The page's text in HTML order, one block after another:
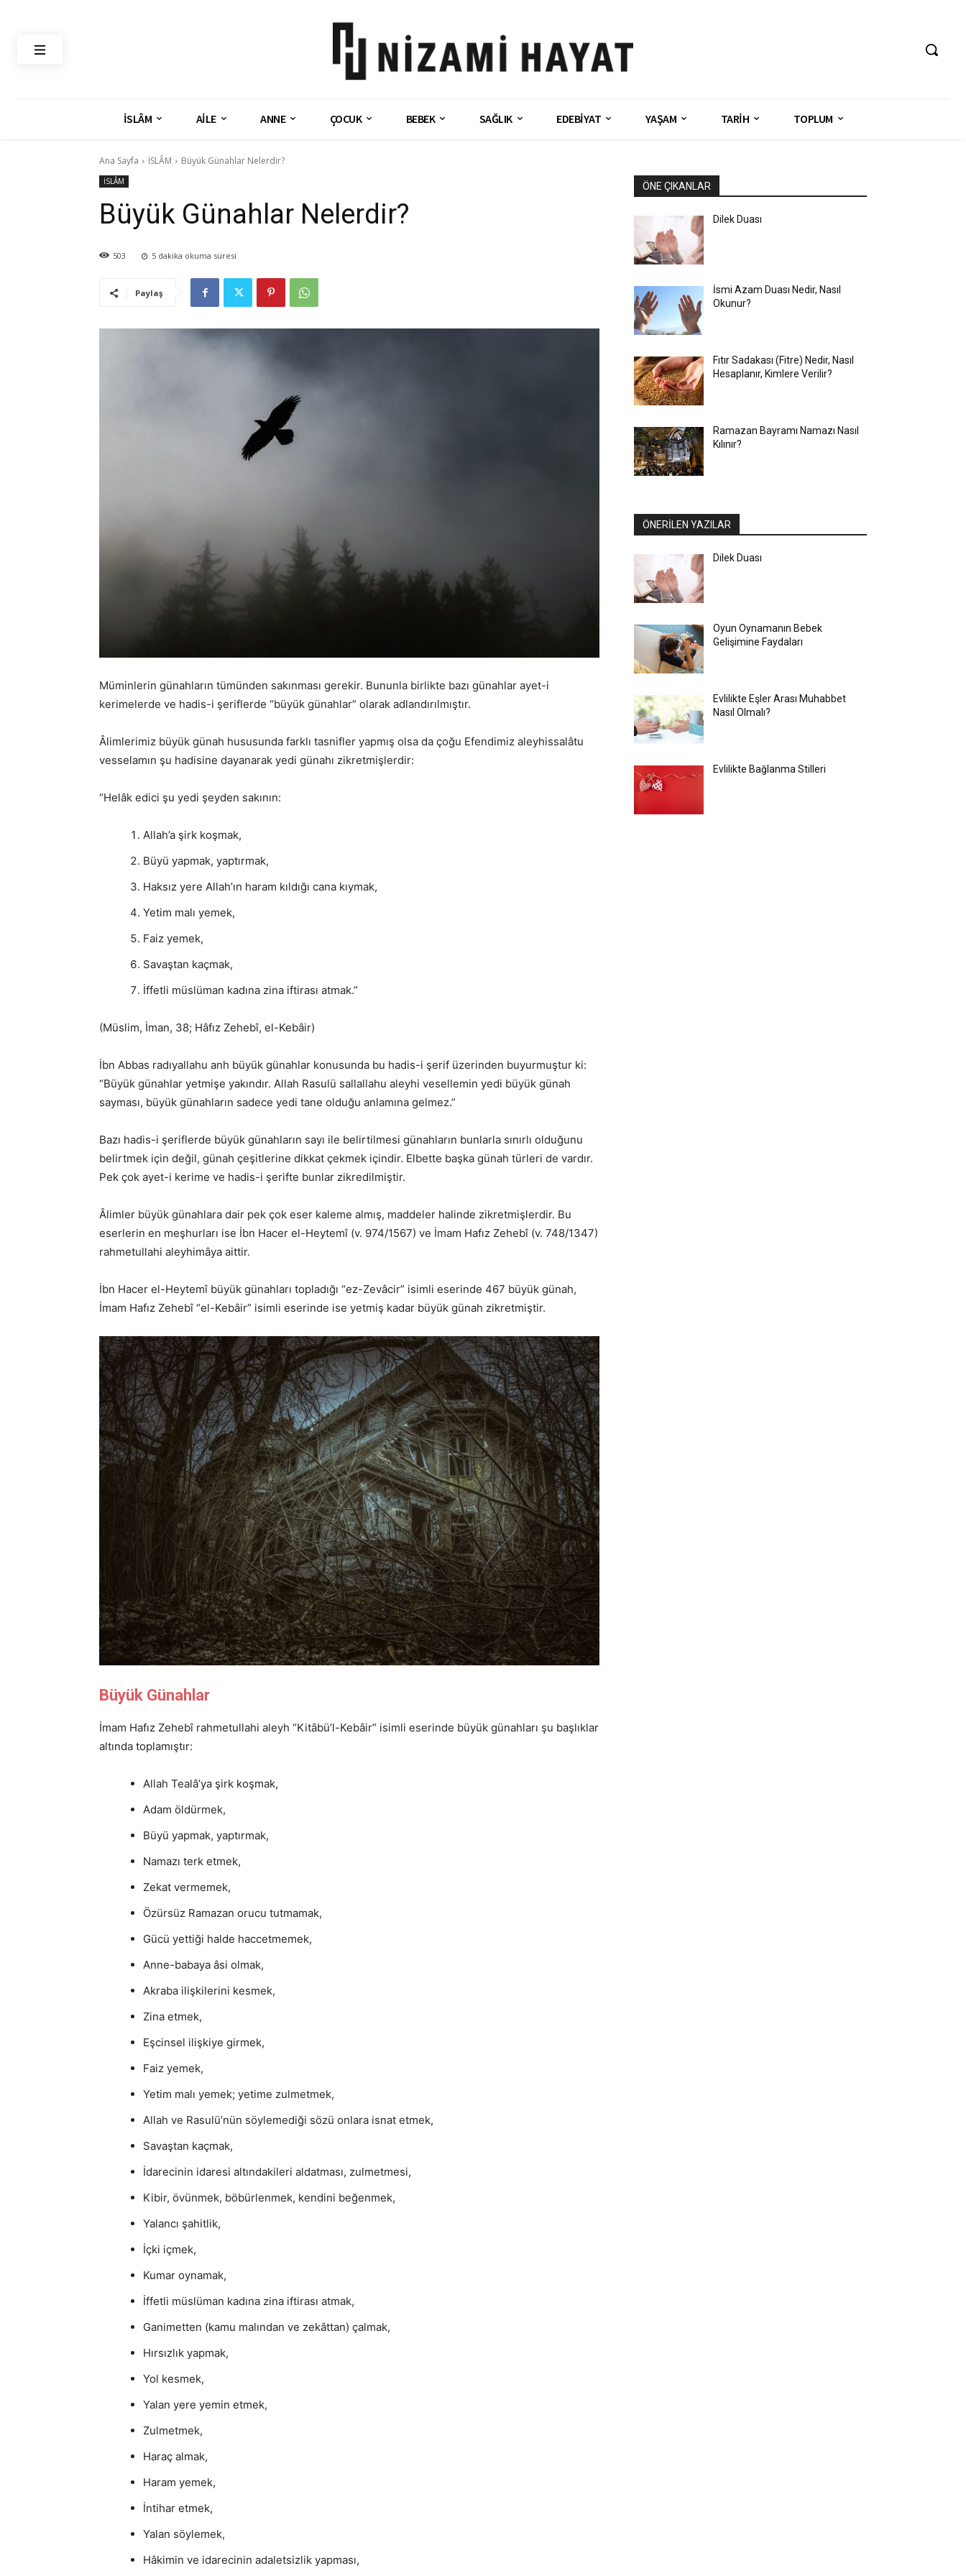
İSLÂM AİLE ANNE ÇOCUK BEBEK SAĞLIK EDEBİYAT YAŞAM TARİH TOPLUM
Ana Sayfa İSLÂM Büyük Günahlar Nelerdir?
İSLÂM
Büyük Günahlar Nelerdir?
503 5 dakika okuma süresi
Paylaş
Müminlerin günahların tümünden sakınması gerekir. Bununla birlikte bazı günahlar ayet-i
kerimelerde ve hadis-i şeriflerde “büyük günahlar” olarak adlandırılmıştır.
Âlimlerimiz büyük günah hususunda farklı tasnifler yapmış olsa da çoğu Efendimiz aleyhissalâtu
vesselamın şu hadisine dayanarak yedi günahı zikretmişlerdir:
“Helâk edici şu yedi şeyden sakının:
Allah’a şirk koşmak,
Büyü yapmak, yaptırmak,
Haksız yere Allah’ın haram kıldığı cana kıymak,
Yetim malı yemek,
Faiz yemek,
Savaştan kaçmak,
İffetli müslüman kadına zina iftirası atmak.”
(Müslim, İman, 38; Hâfız Zehebî, el-Kebâir)
İbn Abbas radıyallahu anh büyük günahlar konusunda bu hadis-i şerif üzerinden buyurmuştur ki:
“Büyük günahlar yetmişe yakındır. Allah Rasulü sallallahu aleyhi vesellemin yedi büyük günah
sayması, büyük günahların sadece yedi tane olduğu anlamına gelmez.”
Bazı hadis-i şeriflerde büyük günahların sayı ile belirtilmesi günahların bunlarla sınırlı olduğunu
belirtmek için değil, günah çeşitlerine dikkat çekmek içindir. Elbette başka günah türleri de vardır.
Pek çok ayet-i kerime ve hadis-i şerifte bunlar zikredilmiştir.
Âlimler büyük günahlara dair pek çok eser kaleme almış, maddeler halinde zikretmişlerdir. Bu
eserlerin en meşhurları ise İbn Hacer el-Heytemî (v. 974/1567) ve İmam Hafız Zehebî (v. 748/1347)
rahmetullahi aleyhimâya aittir.
İbn Hacer el-Heytemî büyük günahları topladığı “ez-Zevâcir” isimli eserinde 467 büyük günah,
İmam Hafız Zehebî “el-Kebâir” isimli eserinde ise yetmiş kadar büyük günah zikretmiştir.
Büyük Günahlar
İmam Hafız Zehebî rahmetullahi aleyh “Kitâbü’l-Kebâir” isimli eserinde büyük günahları şu başlıklar
altında toplamıştır:
Allah Tealâ’ya şirk koşmak,
Adam öldürmek,
Büyü yapmak, yaptırmak,
Namazı terk etmek,
Zekat vermemek,
Özürsüz Ramazan orucu tutmamak,
Gücü yettiği halde haccetmemek,
Anne-babaya âsi olmak,
Akraba ilişkilerini kesmek,
Zina etmek,
Eşcinsel ilişkiye girmek,
Faiz yemek,
Yetim malı yemek; yetime zulmetmek,
Allah ve Rasulü’nün söylemediği sözü onlara isnat etmek,
Savaştan kaçmak,
İdarecinin idaresi altındakileri aldatması, zulmetmesi,
Kibir, övünmek, böbürlenmek, kendini beğenmek,
Yalancı şahitlik,
İçki içmek,
Kumar oynamak,
İffetli müslüman kadına zina iftirası atmak,
Ganimetten (kamu malından ve zekâttan) çalmak,
Hırsızlık yapmak,
Yol kesmek,
Yalan yere yemin etmek,
Zulmetmek,
Haraç almak,
Haram yemek,
İntihar etmek,
Yalan söylemek,
Hâkimin ve idarecinin adaletsizlik yapması,
ÖNE ÇIKANLAR
Dilek Duası
İsmi Azam Duası Nedir, Nasıl
Okunur?
Fıtır Sadakası (Fitre) Nedir, Nasıl
Hesaplanır, Kimlere Verilir?
Ramazan Bayramı Namazı Nasıl
Kılınır?
ÖNERİLEN YAZILAR
Dilek Duası
Oyun Oynamanın Bebek
Gelişimine Faydaları
Evlilikte Eşler Arası Muhabbet
Nasıl Olmalı?
Evlilikte Bağlanma Stilleri